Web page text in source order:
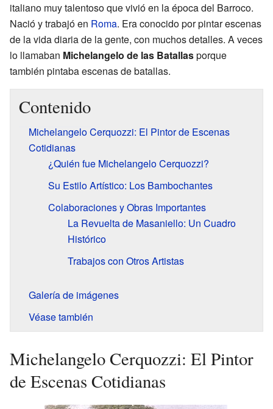
italiano muy talentoso que vivió en la época del Barroco.
Nació y trabajó en Roma. Era conocido por pintar escenas
de la vida diaria de la gente, con muchos detalles. A veces
lo llamaban Michelangelo de las Batallasporque
también pintaba escenas de batallas.
Contenido
Michelangelo Cerquozzi: El Pintor de Escenas
Cotidianas
¿Quién fue Michelangelo Cerquozzi?
Su Estilo Artístico: Los Bambochantes
Colaboraciones y Obras Importantes
La Revuelta de Masaniello: Un Cuadro
Histórico
Trabajos con Otros Artistas
Galería de imágenes
Véase también
Michelangelo Cerquozzi: El Pintor
de Escenas Cotidianas